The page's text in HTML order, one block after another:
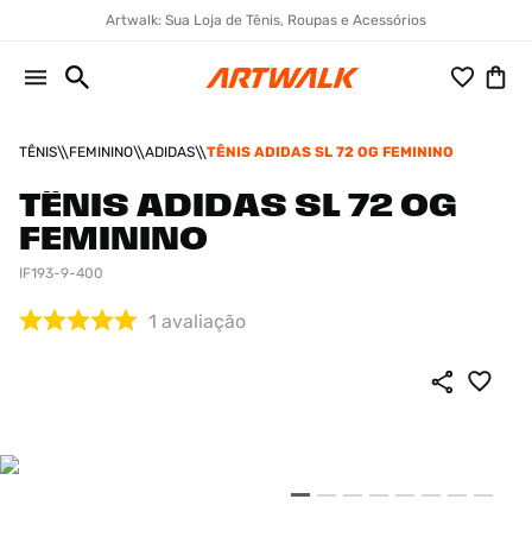
Artwalk: Sua Loja de Tênis, Roupas e Acessórios
TÊNIS FEMININO ADIDAS TÊNIS ADIDAS SL 72 OG FEMININO
TÊNIS ADIDAS SL 72 OG
FEMININO
IF193-9-400
1 avaliação